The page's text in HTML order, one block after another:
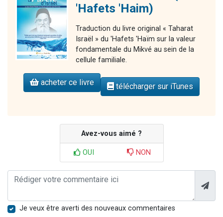
'Hafets 'Haim)
Traduction du livre original « Taharat
Israël » du 'Hafets 'Haïm sur la valeur
fondamentale du Mikvé au sein de la
cellule familiale.
acheter ce livre télécharger sur iTunes
Avez-vous aimé ?
OUI NON
Je veux être averti des nouveaux commentaires